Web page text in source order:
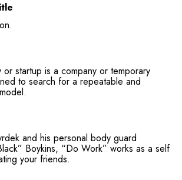
startup is a company or temporary
to search for a repeatable and
and his personal body guard
Boykins, “Do Work” works as a self
your friends.